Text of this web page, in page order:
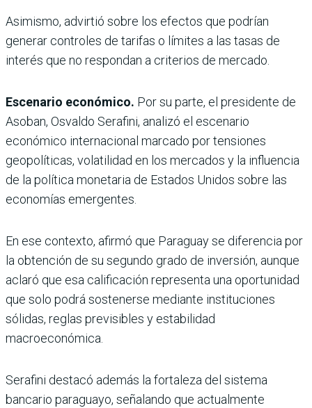
Asimismo, advirtió sobre los efectos que podrían
generar controles de tarifas o límites a las tasas de
interés que no respondan a criterios de mercado.
Escenario económico. Por su parte, el presidente de
Asoban, Osvaldo Serafini, analizó el escenario
económico internacional marcado por tensiones
geopolíticas, volatilidad en los mercados y la influencia
de la política monetaria de Estados Unidos sobre las
economías emergentes.
En ese contexto, afirmó que Paraguay se diferencia por
la obtención de su segundo grado de inversión, aunque
aclaró que esa calificación representa una oportunidad
que solo podrá sostenerse mediante instituciones
sólidas, reglas previsibles y estabilidad
macroeconómica.
Serafini destacó además la fortaleza del sistema
bancario paraguayo, señalando que actualmente